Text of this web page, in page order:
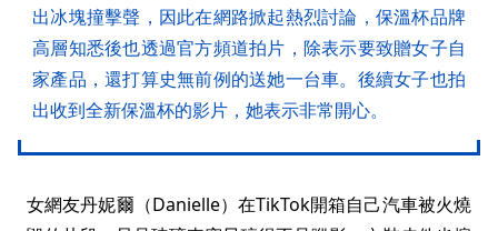
出冰塊撞擊聲，因此在網路掀起熱烈討論，保溫杯品牌
高層知悉後也透過官方頻道拍片，除表示要致贈女子自
家產品，還打算史無前例的送她一台車。後續女子也拍
出收到全新保溫杯的影片，她表示非常開心。
女網友丹妮爾（Danielle）在TikTok開箱自己汽車被火燒